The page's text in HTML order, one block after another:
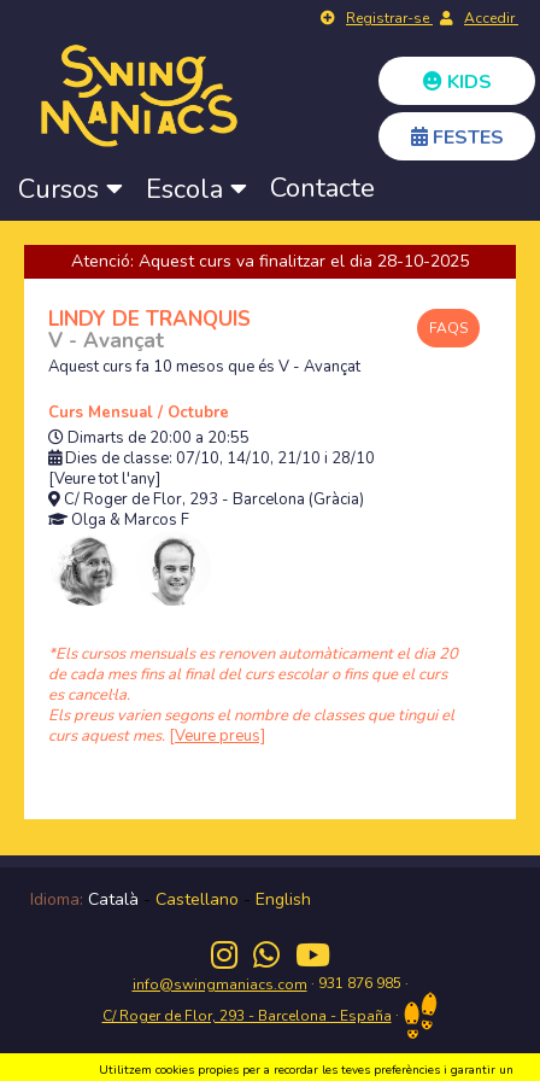
Registrar-se Accedir
KIDS
FESTES
Cursos Escola Contacte
Atenció: Aquest curs va finalitzar el dia 28-10-2025
FAQS
LINDY DE TRANQUIS
V - Avançat
Aquest curs fa 10 mesos que és V - Avançat
Curs Mensual / Octubre
Dimarts de 20:00 a 20:55
Dies de classe: 07/10, 14/10, 21/10 i 28/10
[Veure tot l'any]
C/ Roger de Flor, 293 - Barcelona (Gràcia)
Olga & Marcos F
*Els cursos mensuals es renoven automàticament el dia 20
de cada mes fins al final del curs escolar o fins que el curs
es cancel·la.
Els preus varien segons el nombre de classes que tingui el
curs aquest mes. [Veure preus]
Idioma: Català - Castellano - English
info@swingmaniacs.com · 931 876 985 ·
C/ Roger de Flor, 293 - Barcelona - España ·
Utilitzem cookies propies per a recordar les teves preferències i garantir un